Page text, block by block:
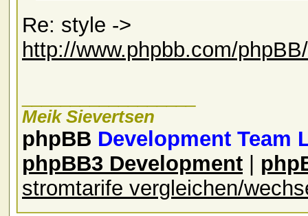
Re: style ->
http://www.phpbb.com/
Meik Sievertsen
phpBB Development Team
phpBB3 Development
stromtarife vergleichen/